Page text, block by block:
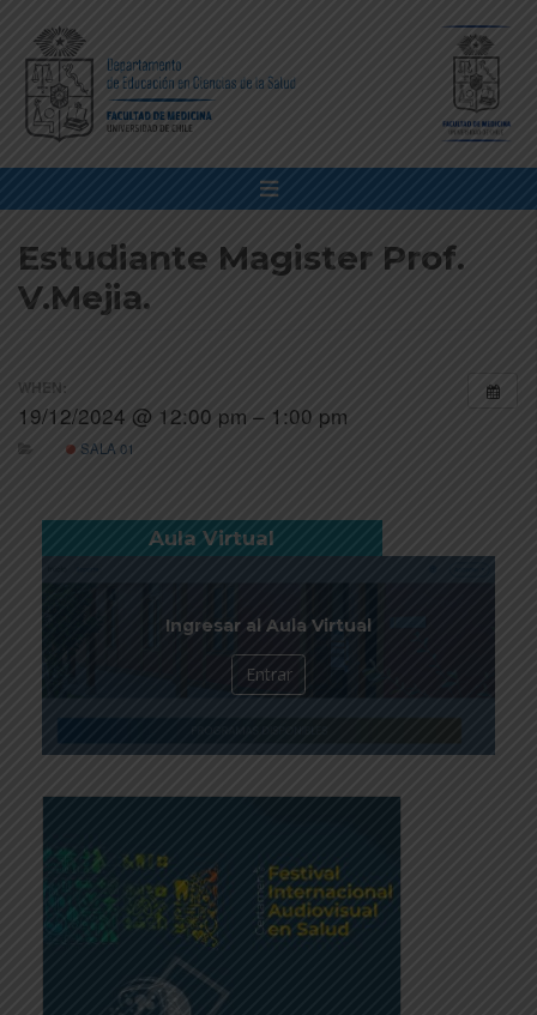
Estudiante Magister Prof.
V.Mejia.
WHEN:
19/12/2024 @ 12:00 pm – 1:00 pm
SALA 01
Aula Virtual
Ingresar al Aula Virtual
Entrar